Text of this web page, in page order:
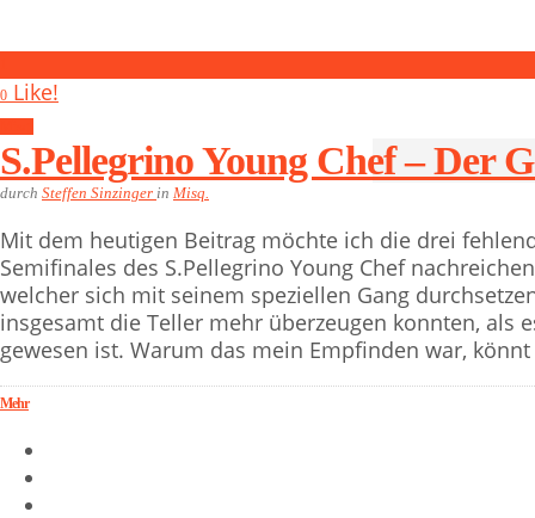
0 Like!
S.Pellegrino Young Chef – Der
durch Steffen Sinzinger in Misq.
Mit dem heutigen Beitrag möchte ich die drei
Semifinales des S.Pellegrino Young Chef
welcher sich mit seinem speziellen Gang
insgesamt die Teller mehr überzeugen konnten, als
gewesen ist. Warum das mein Empfinden war,
Mehr